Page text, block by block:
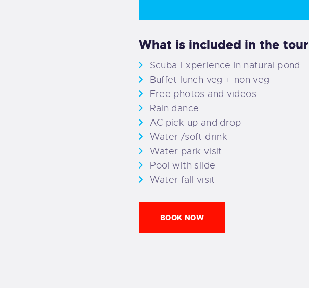
What is included in the tour
Scuba Experience in natural pond
Buffet lunch veg + non veg
Free photos and videos
Rain dance
AC pick up and drop
Water /soft drink
Water park visit
Pool with slide
Water fall visit
BOOK NOW